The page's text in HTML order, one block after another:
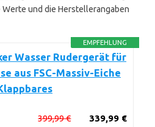
und die Herstellerangaben
EMPFEHLUNG
Wasser Rudergerät für
aus FSC-Massiv-Eiche
339,99 €
399,99 €